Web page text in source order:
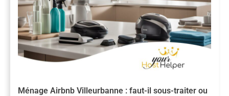
Ménage Airbnb Villeurbanne : faut-il sous-traiter ou